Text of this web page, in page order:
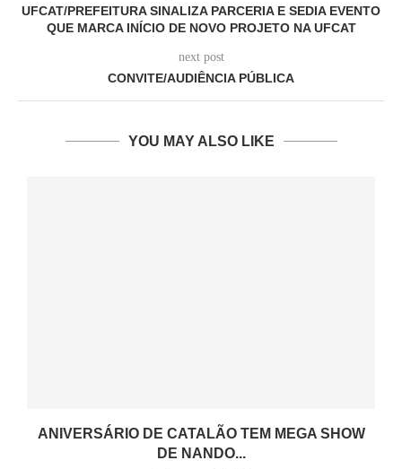
UFCAT/PREFEITURA SINALIZA PARCERIA E SEDIA EVENTO
QUE MARCA INÍCIO DE NOVO PROJETO NA UFCAT
next post
CONVITE/AUDIÊNCIA PÚBLICA
YOU MAY ALSO LIKE
ANIVERSÁRIO DE CATALÃO TEM MEGA SHOW
DE NANDO...